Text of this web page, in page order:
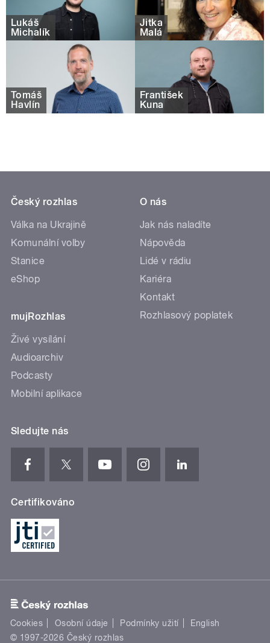
Lukáš
Michalík
Jitka
Malá
Tomáš
Havlín
František
Kuna
Český rozhlas
Válka na Ukrajině
Komunální volby
Stanice
eShop
mujRozhlas
Živé vysílání
Audioarchiv
Podcasty
Mobilní aplikace
O nás
Jak nás naladíte
Nápověda
Lidé v rádiu
Kariéra
Kontakt
Rozhlasový poplatek
Sledujte nás
Certifikováno
Cookies Osobní údaje Podmínky užití
English
© 1997-2026 Český rozhlas